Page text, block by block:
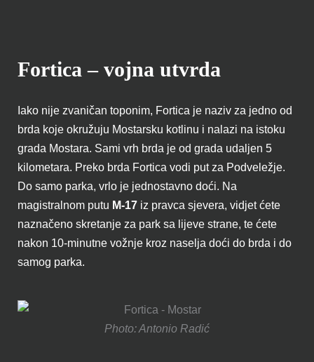
Fortica – vojna utvrda
Iako nije zvaničan toponim, Fortica je naziv za jedno od
brda koje okružuju Mostarsku kotlinu i nalazi na istoku
grada Mostara. Sami vrh brda je od grada udaljen 5
kilometara. Preko brda Fortica vodi put za Podveležje.
Do samo parka, vrlo je jednostavno doći. Na
magistralnom putu M-17 iz pravca sjevera, vidjet ćete
naznačeno skretanje za park sa lijeve strane, te ćete
nakon 10-minutne vožnje kroz naselja doći do brda i do
samog parka.
Photo: Antonio Radić